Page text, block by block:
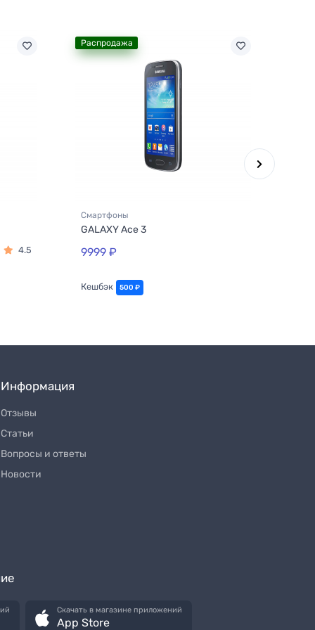
4.5
Распродажа
Смартфоны
GALAXY Ace 3
9999 ₽
Кешбэк 500 ₽
Информация
Отзывы
Статьи
Вопросы и ответы
Новости
Скачать в магазине приложений
App Store